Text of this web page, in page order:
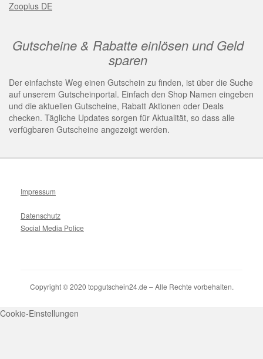
Zooplus DE
Gutscheine & Rabatte einlösen und Geld
sparen
Der einfachste Weg einen Gutschein zu finden, ist über die Suche
auf unserem Gutscheinportal. Einfach den Shop Namen eingeben
und die aktuellen Gutscheine, Rabatt Aktionen oder Deals
checken. Tägliche Updates sorgen für Aktualität, so dass alle
verfügbaren Gutscheine angezeigt werden.
Impressum
Datenschutz
Social Media Police
Copyright © 2020 topgutschein24.de – Alle Rechte vorbehalten.
Cookie-Einstellungen